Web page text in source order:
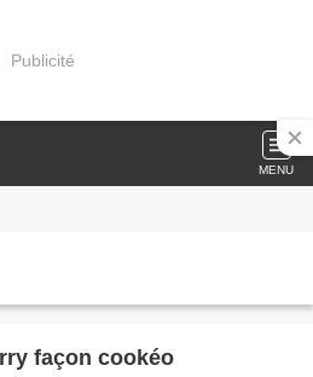
Publicité
MENU
façon cookéo